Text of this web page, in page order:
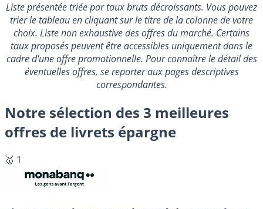
Liste présentée triée par taux bruts décroissants. Vous pouvez
trier le tableau en cliquant sur le titre de la colonne de votre
choix. Liste non exhaustive des offres du marché. Certains
taux proposés peuvent être accessibles uniquement dans le
cadre d'une offre promotionnelle. Pour connaître le détail des
éventuelles offres, se reporter aux pages descriptives
correspondantes.
Notre sélection des 3 meilleures
offres de livrets épargne
🥇 1